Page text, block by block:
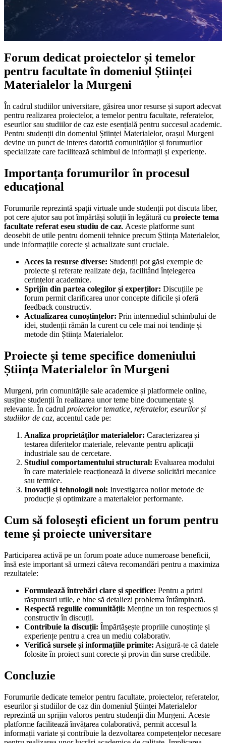
Forum dedicat proiectelor și temelor
pentru facultate în domeniul Științei
Materialelor la Murgeni
În cadrul studiilor universitare, găsirea unor resurse și suport adecvat
pentru realizarea proiectelor, a temelor pentru facultate, referatelor,
eseurilor sau studiilor de caz este esențială pentru succesul academic.
Pentru studenții din domeniul Științei Materialelor, orașul Murgeni
devine un punct de interes datorită comunităților și forumurilor
specializate care facilitează schimbul de informații și experiențe.
Importanța forumurilor în procesul
educațional
Forumurile reprezintă spații virtuale unde studenții pot discuta liber,
pot cere ajutor sau pot împărtăși soluții în legătură cu proiecte tema
facultate referat eseu studiu de caz. Aceste platforme sunt
deosebit de utile pentru domenii tehnice precum Știința Materialelor,
unde informațiile corecte și actualizate sunt cruciale.
Acces la resurse diverse: Studenții pot găsi exemple de
proiecte și referate realizate deja, facilitând înțelegerea
cerințelor academice.
Sprijin din partea colegilor și experților: Discuțiile pe
forum permit clarificarea unor concepte dificile și oferă
feedback constructiv.
Actualizarea cunoștințelor: Prin intermediul schimbului de
idei, studenții rămân la curent cu cele mai noi tendințe și
metode din Știința Materialelor.
Proiecte și teme specifice domeniului
Știința Materialelor în Murgeni
Murgeni, prin comunitățile sale academice și platformele online,
susține studenții în realizarea unor teme bine documentate și
relevante. În cadrul proiectelor tematice, referatelor, eseurilor și
studiilor de caz, accentul cade pe:
Analiza proprietăților materialelor: Caracterizarea și
testarea diferitelor materiale, relevante pentru aplicații
industriale sau de cercetare.
Studiul comportamentului structural: Evaluarea modului
în care materialele reacționează la diverse solicitări mecanice
sau termice.
Inovații și tehnologii noi: Investigarea noilor metode de
producție și optimizare a materialelor performante.
Cum să folosești eficient un forum pentru
teme și proiecte universitare
Participarea activă pe un forum poate aduce numeroase beneficii,
însă este important să urmezi câteva recomandări pentru a maximiza
rezultatele:
Formulează întrebări clare și specifice: Pentru a primi
răspunsuri utile, e bine să detaliezi problema întâmpinată.
Respectă regulile comunității: Menține un ton respectuos și
constructiv în discuții.
Contribuie la discuții: Împărtășește propriile cunoștințe și
experiențe pentru a crea un mediu colaborativ.
Verifică sursele și informațiile primite: Asigură-te că datele
folosite în proiect sunt corecte și provin din surse credibile.
Concluzie
Forumurile dedicate temelor pentru facultate, proiectelor, referatelor,
eseurilor și studiilor de caz din domeniul Științei Materialelor
reprezintă un sprijin valoros pentru studenții din Murgeni. Aceste
platforme facilitează învățarea colaborativă, permit accesul la
informații variate și contribuie la dezvoltarea competențelor necesare